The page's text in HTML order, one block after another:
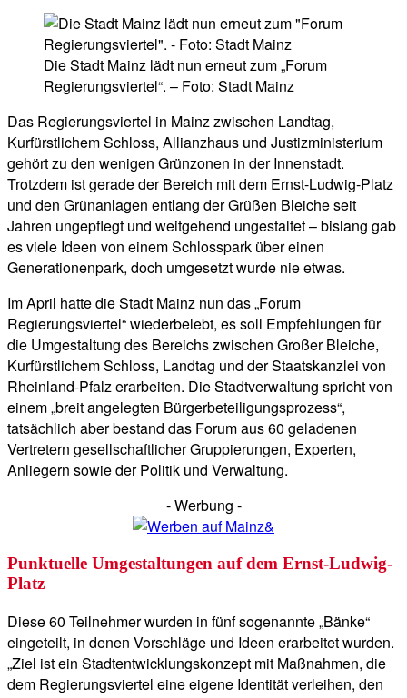
Die Stadt Mainz lädt nun erneut zum „Forum
Regierungsviertel“. – Foto: Stadt Mainz
Das Regierungsviertel in Mainz zwischen Landtag,
Kurfürstlichem Schloss, Allianzhaus und Justizministerium
gehört zu den wenigen Grünzonen in der Innenstadt.
Trotzdem ist gerade der Bereich mit dem Ernst-Ludwig-Platz
und den Grünanlagen entlang der Grüßen Bleiche seit
Jahren ungepflegt und weitgehend ungestaltet – bislang gab
es viele Ideen von einem Schlosspark über einen
Generationenpark, doch umgesetzt wurde nie etwas.
Im April hatte die Stadt Mainz nun das „Forum
Regierungsviertel“ wiederbelebt, es soll Empfehlungen für
die Umgestaltung des Bereichs zwischen Großer Bleiche,
Kurfürstlichem Schloss, Landtag und der Staatskanzlei von
Rheinland-Pfalz erarbeiten. Die Stadtverwaltung spricht von
einem „breit angelegten Bürgerbeteiligungsprozess“,
tatsächlich aber bestand das Forum aus 60 geladenen
Vertretern gesellschaftlicher Gruppierungen, Experten,
Anliegern sowie der Politik und Verwaltung.
- Werbung -
Punktuelle Umgestaltungen auf dem Ernst-Ludwig-
Platz
Diese 60 Teilnehmer wurden in fünf sogenannte „Bänke“
eingeteilt, in denen Vorschläge und Ideen erarbeitet wurden.
„Ziel ist ein Stadtentwicklungskonzept mit Maßnahmen, die
dem Regierungsviertel eine eigene Identität verleihen, den